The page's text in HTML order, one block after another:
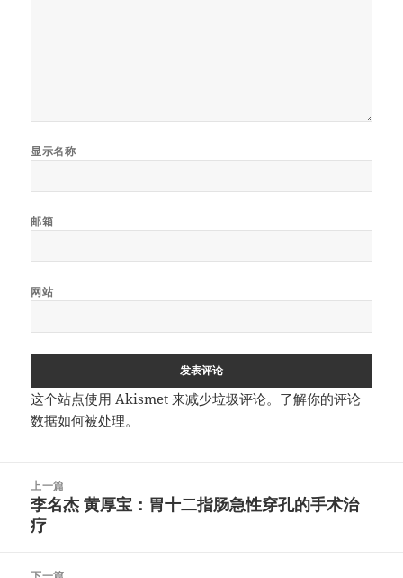
显示名称
邮箱
网站
这个站点使用 Akismet 来减少垃圾评论。 了解你的评论
数据如何被处理。
上一篇
上
篇
章：
李名杰 黄厚宝：胃十二指肠急性穿孔的手术治
疗